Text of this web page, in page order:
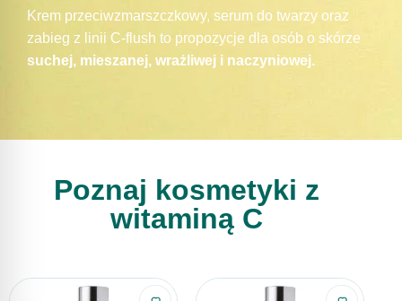
Krem przeciwzmarszczkowy, serum do twarzy oraz
zabieg z linii C-flush to propozycje dla osób o skórze
suchej, mieszanej, wrażliwej i naczyniowej.
Poznaj kosmetyki z
witaminą C